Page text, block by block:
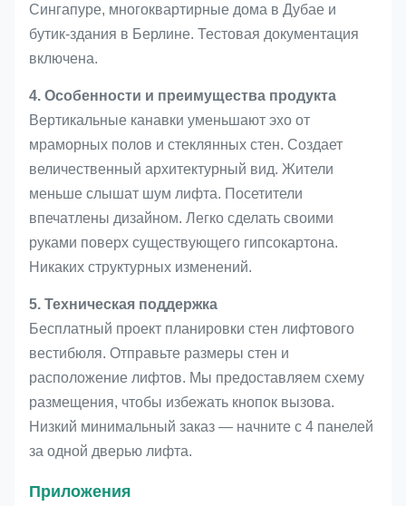
Сингапуре, многоквартирные дома в Дубае и
бутик-здания в Берлине. Тестовая документация
включена.
4. Особенности и преимущества продукта
Вертикальные канавки уменьшают эхо от
мраморных полов и стеклянных стен. Создает
величественный архитектурный вид. Жители
меньше слышат шум лифта. Посетители
впечатлены дизайном. Легко сделать своими
руками поверх существующего гипсокартона.
Никаких структурных изменений.
5. Техническая поддержка
Бесплатный проект планировки стен лифтового
вестибюля. Отправьте размеры стен и
расположение лифтов. Мы предоставляем схему
размещения, чтобы избежать кнопок вызова.
Низкий минимальный заказ — начните с 4 панелей
за одной дверью лифта.
Приложения